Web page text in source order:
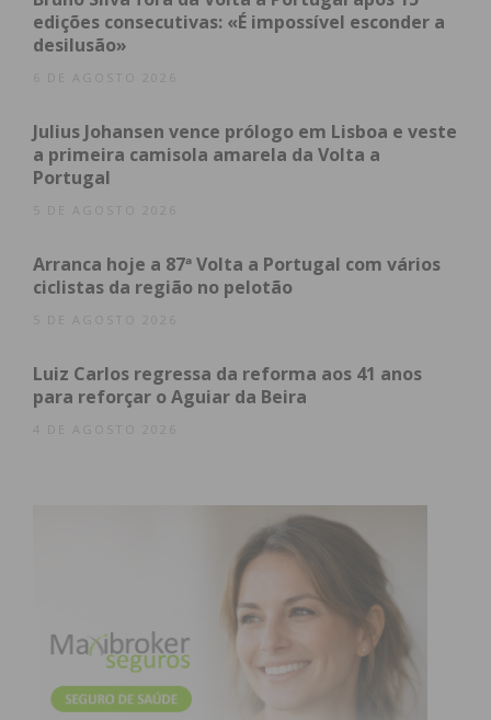
que ainda está a ser estudado, posso também já
dizer que em termos decorativos não vai haver
alterações, mas penso que só lá mais para finais de
mas para já são estas aquelas que posso
confirmar”, conclui Alfredo Lopes.
Subscreva a newsletter do
Imediato
Eu li e concordo com os termos e
condições
edições consecutivas: «É impossível esconder a
desilusão»
6 DE AGOSTO 2026
Julius Johansen vence prólogo em Lisboa e veste
a primeira camisola amarela da Volta a
Portugal
5 DE AGOSTO 2026
Arranca hoje a 87ª Volta a Portugal com vários
ciclistas da região no pelotão
5 DE AGOSTO 2026
Luiz Carlos regressa da reforma aos 41 anos
para reforçar o Aguiar da Beira
4 DE AGOSTO 2026